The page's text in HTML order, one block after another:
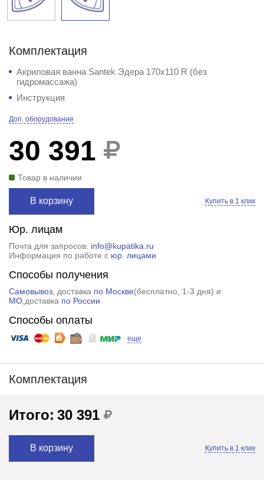
Комплектация
Акриловая ванна Santek Эдера 170x110 R (без
гидромассажа)
Инструкция
Доп. оборудование
30 391
Товар в наличии
В корзину Купить в 1 клик
Юр. лицам
Почта для запросов: info@kupatika.ru
Информация по работе с юр. лицами
Способы получения
Самовывоз, доставка по Москве(бесплатно, 1-3 дня) и
МО,доставка по России
Способы оплаты
еще
Комплектация
Итого: 30 391
В корзину Купить в 1 клик